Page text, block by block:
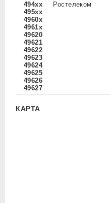
494xx
495xx
4960x
4961x
49620
49621
49622
49623
49624
49625
49626
49627
Ростелеком
КАРТА